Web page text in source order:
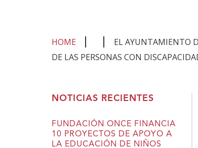
HOME
EL AYUNTAMIENTO
DE LAS PERSONAS CON
NOTICIAS RECIENTES
FUNDACIÓN ONCE FINANCIA
10 PROYECTOS DE APOYO A
LA EDUCACIÓN DE NIÑOS